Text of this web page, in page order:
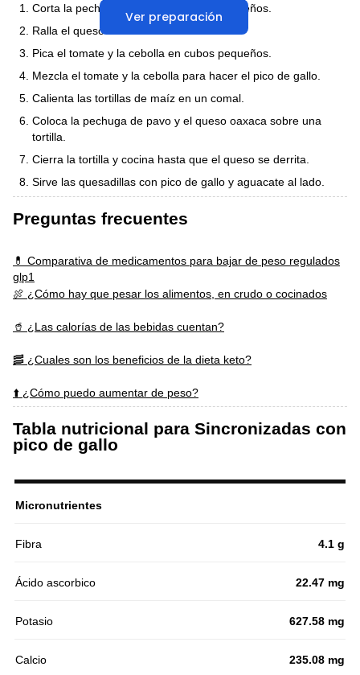
Ver preparación
Corta la pechuga de pavo en trozos pequeños.
Ralla el queso oaxaca.
Pica el tomate y la cebolla en cubos pequeños.
Mezcla el tomate y la cebolla para hacer el pico de gallo.
Calienta las tortillas de maíz en un comal.
Coloca la pechuga de pavo y el queso oaxaca sobre una
tortilla.
Cierra la tortilla y cocina hasta que el queso se derrita.
Sirve las quesadillas con pico de gallo y aguacate al lado.
Preguntas frecuentes
💊 Comparativa de medicamentos para bajar de peso regulados
glp1
🍖 ¿Cómo hay que pesar los alimentos, en crudo o cocinados
🥤 ¿Las calorías de las bebidas cuentan?
🥓 ¿Cuales son los beneficios de la dieta keto?
⬆️ ¿Cómo puedo aumentar de peso?
Tabla nutricional para Sincronizadas con
pico de gallo
Micronutrientes
Fibra 4.1 g
Ácido ascorbico 22.47 mg
Potasio 627.58 mg
Calcio 235.08 mg